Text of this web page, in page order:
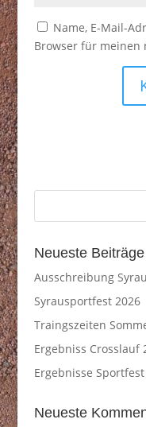
Name, E-Mail-
Browser für meinen
Neueste Beiträge
Ausschreibung
Syrausportfest 2026
Traingszeiten
Ergebniss Crosslauf
Ergebnisse Sportfest
Neueste